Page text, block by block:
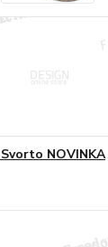
NOVINKA